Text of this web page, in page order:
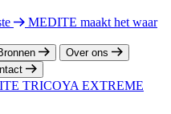
MEDITE maakt het waar
Over ons
TRICOYA EXTREME